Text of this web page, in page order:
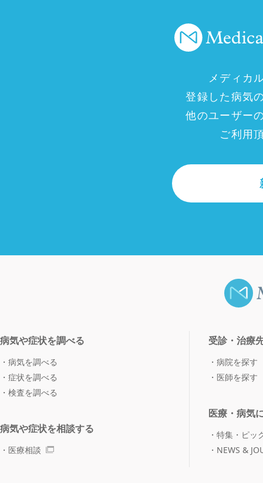
メディカ
登録した病気
他のユーザー
ご利用
病気や症状を調べる
病気を調べる
症状を調べる
検査を調べる
病気や症状を相談する
医療相談
受診・治療
病院を探す
医師を探す
医療・病気
特集・ピッ
NEWS &